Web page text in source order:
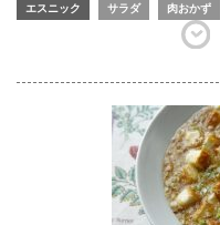
エスニック サラダ 肉おかず